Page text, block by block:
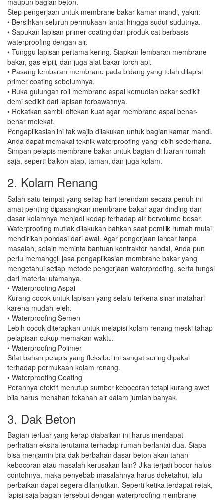
maupun bagian beton.
Step pengerjaan untuk membrane bakar kamar mandi, yakni:
• Bersihkan seluruh permukaan lantai hingga sudut-sudutnya.
• Sapukan lapisan primer coating dari produk cat berbasis
waterproofing dengan air.
• Tunggu lapisan pertama kering. Siapkan lembaran membrane
bakar, gas elpiji, dan juga alat bakar torch api.
• Pasang lembaran membrane pada bidang yang telah dilapisi
primer coating sebelumnya.
• Buka gulungan roll membrane aspal kemudian bakar sedikit
demi sedikit dari lapisan terbawahnya.
• Rekatkan sambil ditekan kuat agar membrane aspal benar-
benar melekat.
Pengaplikasian ini tak wajib dilakukan untuk bagian kamar mandi.
Anda dapat memakai teknik waterproofing yang lebih sederhana.
Simpan pelapis membrane bakar untuk bagian di luaran rumah
saja, seperti balkon atap, taman, dan juga kolam.
2. Kolam Renang
Salah satu tempat yang setiap hari terendam secara penuh ini
amat penting dipasangkan membrane bakar agar dinding dan
dasar kolamnya menjadi kedap terhadap air bervolume besar.
Waterproofing mutlak dilakukan bahkan saat pemilik rumah mulai
mendirikan pondasi dari awal. Agar pengerjaan lancar tanpa
masalah, selain meminta bantuan kontraktor handal, Anda pun
perlu memanggil jasa pengaplikasian membrane bakar yang
mengetahui setiap metode pengerjaan waterproofing, serta fungsi
dari material utamanya.
• Waterproofing Aspal
Kurang cocok untuk lapisan yang selalu terkena sinar matahari
karena mudah leleh.
• Waterproofing Semen
Lebih cocok diterapkan untuk melapisi kolam renang meski tahap
pelapisan cukup memakan waktu.
• Waterproofing Polimer
Sifat bahan pelapis yang fleksibel ini sangat sering dipakai
terhadap permukaan kolam renang.
• Waterproofing Coating
Perannya efektif menutup sumber kebocoran tetapi kurang awet
bila harus menahan tekanan air dalam jumlah banyak.
3. Dak Beton
Bagian terluar yang kerap diabaikan ini harus mendapat
perhatian ekstra terutama terhadap rumah berlantai dua. Siapa
bisa menjamin bila dak berbahan dasar beton akan tahan
kebocoran atau masalah kerusakan lain? Jika terjadi bocor halus
contohnya, maka penyebab masalahnya harus doketahui, lalu
perbaikan dapat segera dilanjutkan. Seperti ketika terdapat retak,
lapisi saja bagian tersebut dengan waterproofing membrane